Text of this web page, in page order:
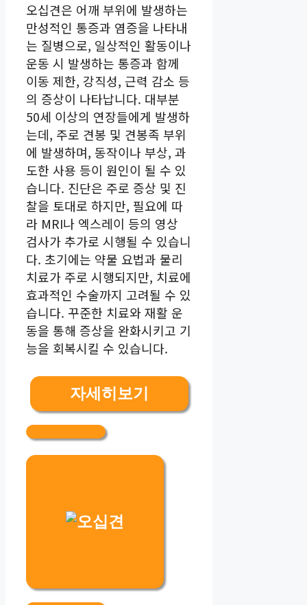
오십견은 어깨 부위에 발생하는
만성적인 통증과 염증을 나타내
는 질병으로, 일상적인 활동이나
운동 시 발생하는 통증과 함께
이동 제한, 강직성, 근력 감소 등
의 증상이 나타납니다. 대부분
50세 이상의 연장들에게 발생하
는데, 주로 견봉 및 견봉족 부위
에 발생하며, 동작이나 부상, 과
도한 사용 등이 원인이 될 수 있
습니다. 진단은 주로 증상 및 진
찰을 토대로 하지만, 필요에 따
라 MRI나 엑스레이 등의 영상
검사가 추가로 시행될 수 있습니
다. 초기에는 약물 요법과 물리
치료가 주로 시행되지만, 치료에
효과적인 수술까지 고려될 수 있
습니다. 꾸준한 치료와 재활 운
동을 통해 증상을 완화시키고 기
능을 회복시킬 수 있습니다.
자세히보기